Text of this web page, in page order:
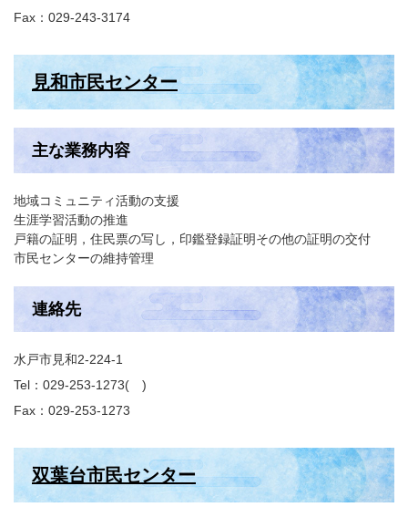
Fax：029-243-3174
見和市民センター
主な業務内容
地域コミュニティ活動の支援
生涯学習活動の推進
戸籍の証明，住民票の写し，印鑑登録証明その他の証明の交付
市民センターの維持管理
連絡先
水戸市見和2-224-1
Tel：029-253-1273
Fax：029-253-1273
双葉台市民センター